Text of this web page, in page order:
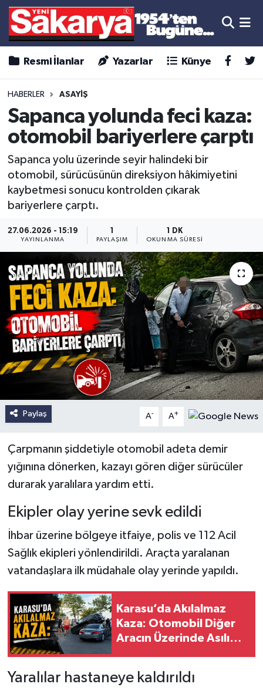
Resmi İlanlar Yazarlar Künye
HABERLER ASAYİŞ
Sapanca yolunda feci kaza:
otomobil bariyerlere çarptı
Sapanca yolu üzerinde seyir halindeki bir
otomobil, sürücüsünün direksiyon hâkimiyetini
kaybetmesi sonucu kontrolden çıkarak
bariyerlere çarptı.
27.06.2026 - 15:19
YAYINLANMA PAYLAŞIM
1 DK
OKUNMA SÜRESI
Paylaş A- A+
Çarpmanın şiddetiyle otomobil adeta demir
yığınına dönerken, kazayı gören diğer sürücüler
durarak yaralılara yardım etti.
Ekipler olay yerine sevk edildi
İhbar üzerine bölgeye itfaiye, polis ve 112 Acil
Sağlık ekipleri yönlendirildi. Araçta yaralanan
vatandaşlara ilk müdahale olay yerinde yapıldı.
Karasu’da Akılalmaz
Kaza: Otomobil Diğer
Aracın Üzerinde Asılı
Yaralılar hastaneye kaldırıldı